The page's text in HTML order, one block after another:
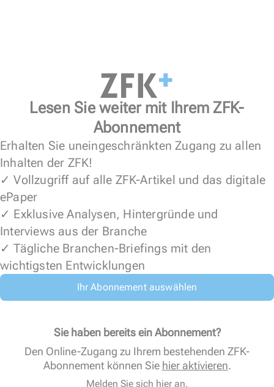
Lesen Sie weiter mit Ihrem ZFK-
Abonnement
Erhalten Sie uneingeschränkten Zugang zu allen
Inhalten der ZFK!
✓ Vollzugriff auf alle ZFK-Artikel und das digitale
ePaper
✓ Exklusive Analysen, Hintergründe und
Interviews aus der Branche
✓ Tägliche Branchen-Briefings mit den
wichtigsten Entwicklungen
Ihr Abonnement auswählen
Sie haben bereits ein Abonnement?
Den Online-Zugang zu Ihrem bestehenden ZFK-
Abonnement können Sie hier aktivieren.
Melden Sie sich hier an.